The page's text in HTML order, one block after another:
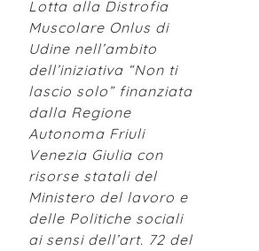
Lotta alla Distrofia
Muscolare Onlus di
Udine nell’ambito
dell’iniziativa “Non ti
lascio solo” finanziata
dalla Regione
Autonoma Friuli
Venezia Giulia con
risorse statali del
Ministero del lavoro e
delle Politiche sociali
ai sensi dell’art. 72 del